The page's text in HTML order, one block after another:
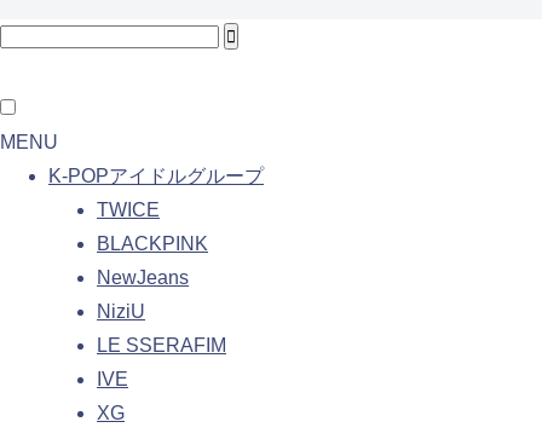
MENU
K-POPアイドルグループ
TWICE
BLACKPINK
NewJeans
NiziU
LE SSERAFIM
IVE
XG